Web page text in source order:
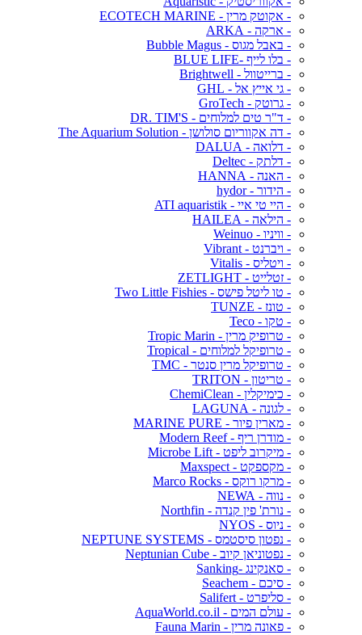
- אקוטק מרין - ECOTECH MARINE
- ארקה - ARKA
- באבל מגוס - Bubble Magus
- בלו לייף -BLUE LIFE
- ברייטוול - Brightwell
- גי אייץ אל - GHL
- גרוטק - GroTech
- ד"ר טים למלוחים - DR. TIM'S
- דה אקווריום סולושן - The Aquarium Solution
- דלואה - DALUA
- דלתק - Deltec
- האנה - HANNA
- הידור - hydor
- היי טי איי - ATI aquaristik
- הילאה - HAILEA
- וויניו - Weinuo
- ויברנט - Vibrant
- ויטליס - Vitalis
- זטלייט - ZETLIGHT
- טו ליטל פישס - Two Little Fishies
- טונז - TUNZE
- טקו - Teco
- טרופיק מרין - Tropic Marin
- טרופיקל למלוחים - Tropical
- טרופיקל מרין סנטר - TMC
- טריטון - TRITON
- כימיקלין - ChemiClean
- לגונה - LAGUNA
- מארין פיור - MARINE PURE
- מודרן ריף - Modern Reef
- מיקרוב ליפט - Microbe Lift
- מקספקט - Maxspect
- מרקו רוקס - Marco Rocks
- נווה - NEWA
- נורת' פין קנדה - Northfin
- ניוס - NYOS
- נפטון סיסטמס - NEPTUNE SYSTEMS
- נפטוניאן קיוב - Neptunian Cube
- סאנקינג -Sanking
- סיכם - Seachem
- סליפרט - Salifert
- עולם המים - AquaWorld.co.il
- פאונה מרין - Fauna Marin